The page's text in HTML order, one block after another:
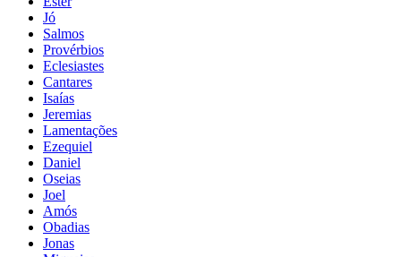
Jó
Salmos
Provérbios
Eclesiastes
Cantares
Isaías
Jeremias
Lamentações
Ezequiel
Daniel
Oseias
Joel
Amós
Obadias
Jonas